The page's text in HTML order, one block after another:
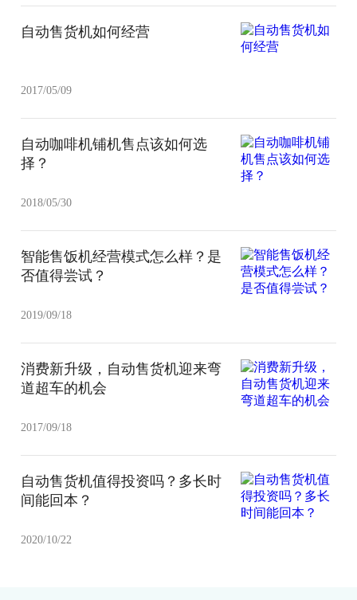
自动售货机如何经营
2017/05/09
自动咖啡机铺机售点该如何选
择？
2018/05/30
智能售饭机经营模式怎么样？是
否值得尝试？
2019/09/18
消费新升级，自动售货机迎来弯
道超车的机会
2017/09/18
自动售货机值得投资吗？多长时
间能回本？
2020/10/22